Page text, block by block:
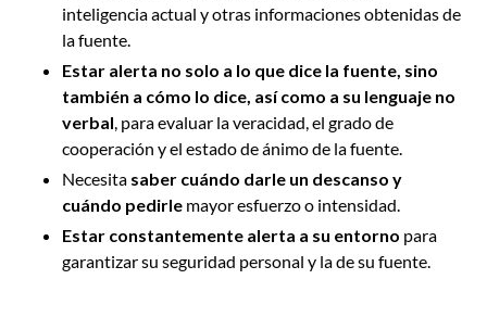
inteligencia actual y otras informaciones obtenidas de
la fuente.
Estar alerta no solo a lo que dice la fuente, sino
también a cómo lo dice, así como a su lenguaje no
verbal , para evaluar la veracidad, el grado de
cooperación y el estado de ánimo de la fuente.
Necesita saber cuándo darle un descanso y
cuándo pedirle mayor esfuerzo o intensidad.
Estar constantemente alerta a su entorno para
garantizar su seguridad personal y la de su fuente.